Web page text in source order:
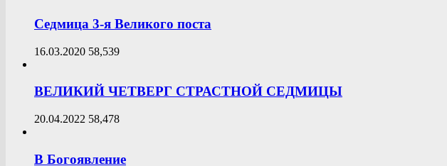
Седмица 3-я Великого поста
16.03.2020 58,539
ВЕЛИКИЙ ЧЕТВЕРГ СТРАСТНОЙ СЕДМИЦЫ
20.04.2022 58,478
В Богоявление